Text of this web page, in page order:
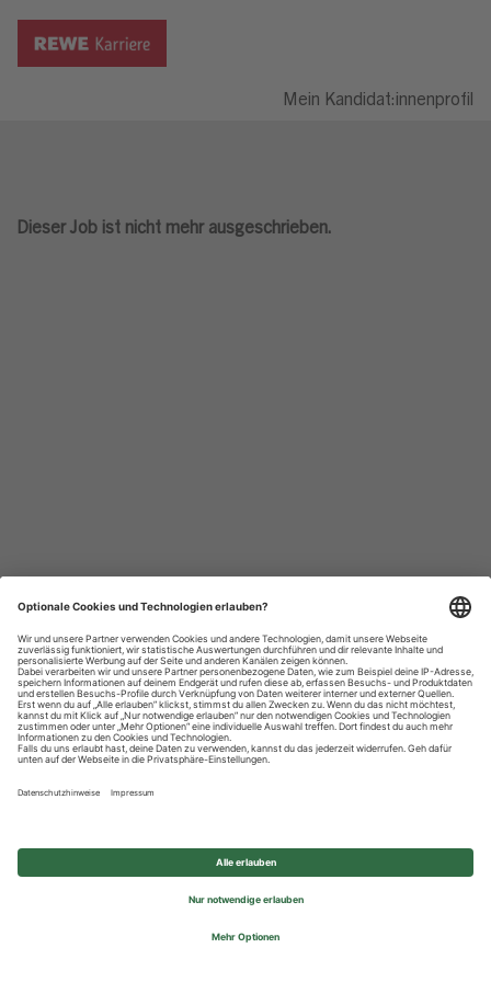
Mein Kandidat:innenprofil
Dieser Job ist nicht mehr ausgeschrieben.
Datenschutzhinweise
Impressum
Privatsphäre-Einstellungen
© 2026 REWE Group - All rights reserved